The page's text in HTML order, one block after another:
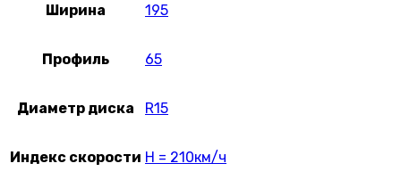
Ширина 195
Профиль 65
Диаметр диска R15
Индекс скорости H = 210км/ч